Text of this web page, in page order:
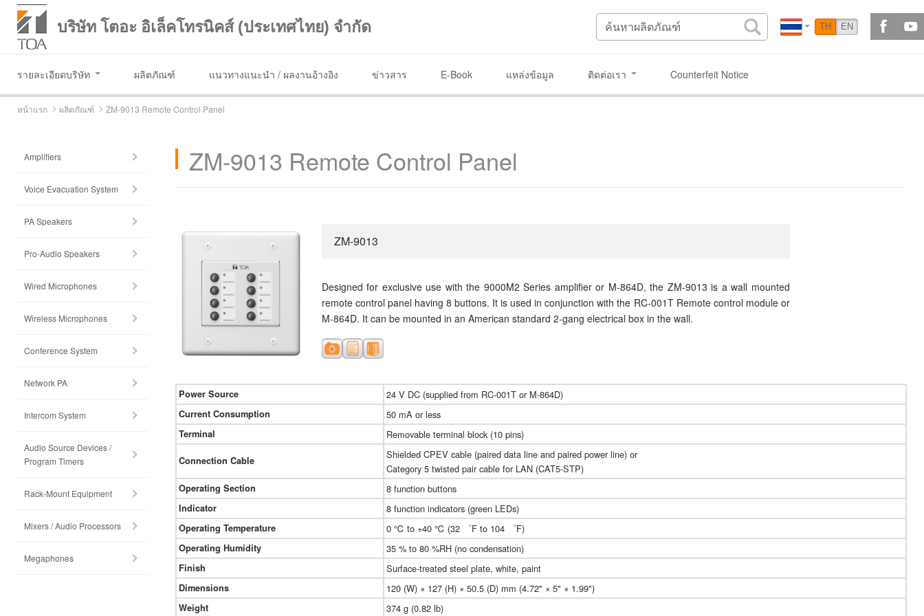
บริษัท โตอะ อิเล็คโทรนิคส์ (ประเทศไทย) จำกัด TH EN
รายละเอียดบริษัท ผลิตภัณฑ์ แนวทางแนะนำ / ผลงานอ้างอิง ข่าวสาร E-Book แหล่งข้อมูล ติดต่อเรา Counterfeit Notice
หน้าแรก ผลิตภัณฑ์ ZM-9013 Remote Control Panel
ZM-9013 Remote Control Panel
ZM-9013
Designed for exclusive use with the 9000M2 Series amplifier or M-864D, the ZM-9013 is a wall mounted
remote control panel having 8 buttons. It is used in conjunction with the RC-001T Remote control module or
M-864D. It can be mounted in an American standard 2-gang electrical box in the wall.
Power Source 24 V DC (supplied from RC-001T or M-864D)
Current Consumption 50 mA or less
Terminal Removable terminal block (10 pins)
Connection Cable
Shielded CPEV cable (paired data line and paired power line) or
Category 5 twisted pair cable for LAN (CAT5-STP)
Operating Section 8 function buttons
Indicator 8 function indicators (green LEDs)
Operating Temperature 0 ℃ to +40 ℃ (32 ゜F to 104 ゜F)
Operating Humidity 35 % to 80 %RH (no condensation)
Finish Surface-treated steel plate, white, paint
Dimensions 120 (W) × 127 (H) × 50.5 (D) mm (4.72" × 5" × 1.99")
Weight 374 g (0.82 lb)
Amplifiers
Voice Evacuation System
PA Speakers
Pro-Audio Speakers
Wired Microphones
Wireless Microphones
Conference System
Network PA
Intercom System
Audio Source Devices /
Program Timers
Rack-Mount Equipment
Mixers / Audio Processors
Megaphones